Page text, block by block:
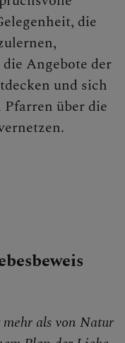
die
Angebote der
und sich
über die
mehr als von Natur